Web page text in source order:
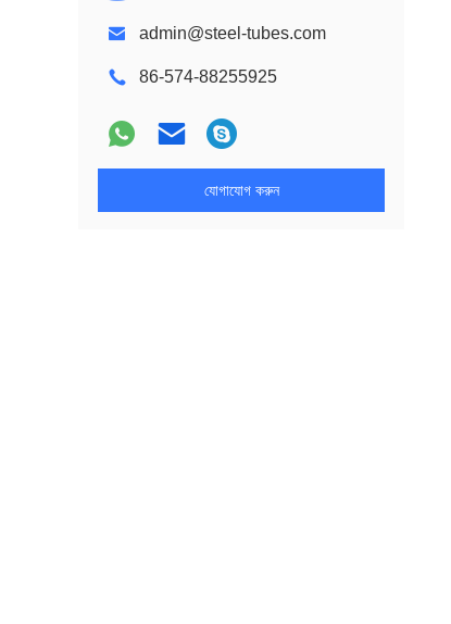
admin@steel-tubes.com
86-574-88255925
যোগাযোগ করুন